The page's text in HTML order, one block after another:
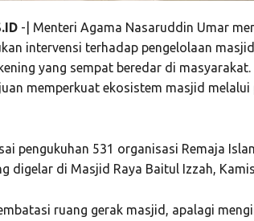
-| Menteri Agama Nasaruddin Umar
intervensi terhadap pengelolaan
yang sempat beredar di
memperkuat ekosistem masjid melalui
pengukuhan 531 organisasi Remaja
digelar di Masjid Raya Baitul Izzah,
ruang gerak masjid, apalagi